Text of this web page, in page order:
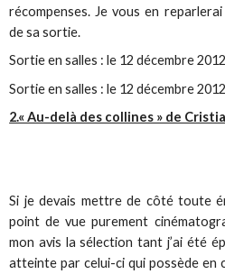
récompenses. Je vous en
de sa sortie.
Sortie en salles : le 12 décembre 2012
Sortie en salles : le 12 décembre 2012
2.« Au-delà des collines » de
Si je devais mettre de côté toute
point de vue purement
mon avis la sélection tant j’ai été
atteinte par celui-ci qui possède en